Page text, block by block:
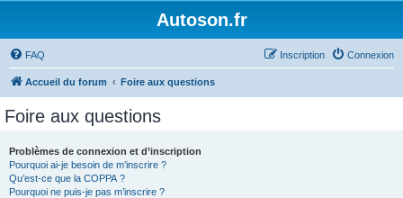
Autoson.fr
FAQ Connexion
Inscription
Accueil du forum Foire aux questions
Foire aux questions
Problèmes de connexion et d’inscription
Pourquoi ai-je besoin de m’inscrire ?
Qu’est-ce que la COPPA ?
Pourquoi ne puis-je pas m’inscrire ?